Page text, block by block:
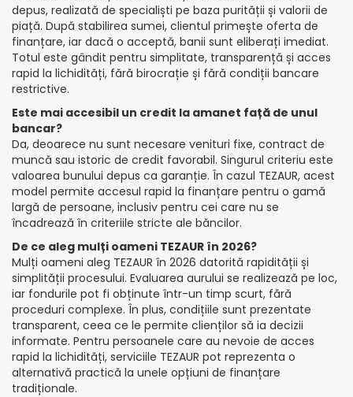
depus, realizată de specialiști pe baza purității și valorii de
piață. După stabilirea sumei, clientul primește oferta de
finanțare, iar dacă o acceptă, banii sunt eliberați imediat.
Totul este gândit pentru simplitate, transparență și acces
rapid la lichidități, fără birocrație și fără condiții bancare
restrictive.
Este mai accesibil un credit la amanet față de unul
bancar?
Da, deoarece nu sunt necesare venituri fixe, contract de
muncă sau istoric de credit favorabil. Singurul criteriu este
valoarea bunului depus ca garanție. În cazul TEZAUR, acest
model permite accesul rapid la finanțare pentru o gamă
largă de persoane, inclusiv pentru cei care nu se
încadrează în criteriile stricte ale băncilor.
De ce aleg mulți oameni TEZAUR în 2026?
Mulți oameni aleg TEZAUR în 2026 datorită rapidității și
simplității procesului. Evaluarea aurului se realizează pe loc,
iar fondurile pot fi obținute într-un timp scurt, fără
proceduri complexe. În plus, condițiile sunt prezentate
transparent, ceea ce le permite clienților să ia decizii
informate. Pentru persoanele care au nevoie de acces
rapid la lichidități, serviciile TEZAUR pot reprezenta o
alternativă practică la unele opțiuni de finanțare
tradiționale.